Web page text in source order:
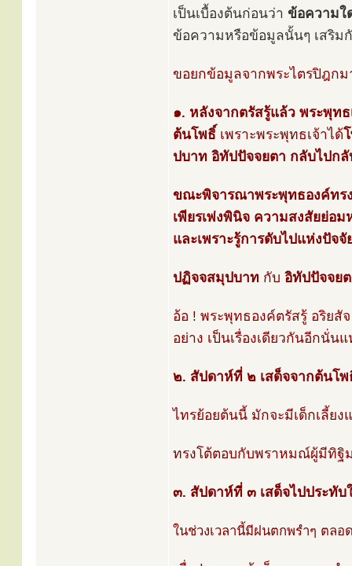
เป็นเบื้องต้นก่อนว่า ข้อความใ
ข้อความหรือข้อมูลนั้นๆ เสริม
ขอยกข้อมูลจากพระไตรปิฎกม
๑. หลังจากตรัสรู้แล้ว พระพุท
ต้นโพธิ์ เพราะพระพุทธเจ้าได้
ปบาท อิทัปปัจจยตา กลับไปก
ขณะพิจารณาพระพุทธองค์ทร
เพียรเพ่งพินิจ ความสงสัยย่อ
และเพราะรู้การดับไปแห่งปัจ
ปฏิจจสมุปบาท กับ อิทัปปัจจย
อ้อ ! พระพุทธองค์ตรัสรู้ อริย
อย่าง เป็นเรื่องเดียวกันอีกนั่น
๒. สัปดาห์ที่ ๒ เสด็จจากต้นโ
ไทรย้อยต้นนี้ มักจะมีเด็กเลี้ย
ทรงโต้ตอบกับพราหมณ์ผู้มีทิ
๓. สัปดาห์ที่ ๓ เสด็จไปประทั
ในช่วงเวลานี้มีฝนตกพรำๆ ตล